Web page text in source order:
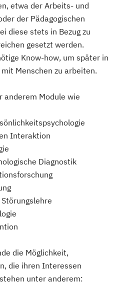
etwa der Arbeits- und
der Pädagogischen
diese stets in Bezug zu
gesetzt werden.
Know-how, um später in
Menschen zu arbeiten.
anderem Module wie
Interaktion
Diagnostik
die Möglichkeit,
die ihren Interessen
unter anderem: